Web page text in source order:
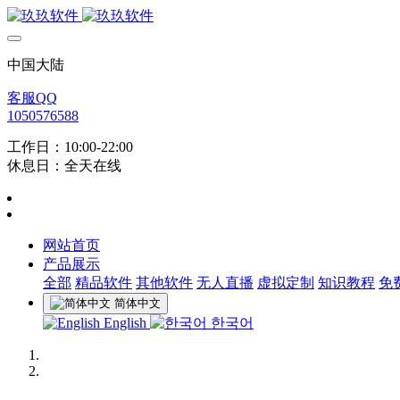
中国大陆
客服QQ
1050576588
工作日：10:00-22:00
休息日：全天在线
网站首页
产品展示
全部 精品软件 其他软件 无人直播 虚拟定制 知识教程 免
简体中文
English 한국어